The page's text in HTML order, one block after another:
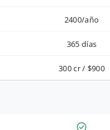
2400/año
365 días
300 cr / $900